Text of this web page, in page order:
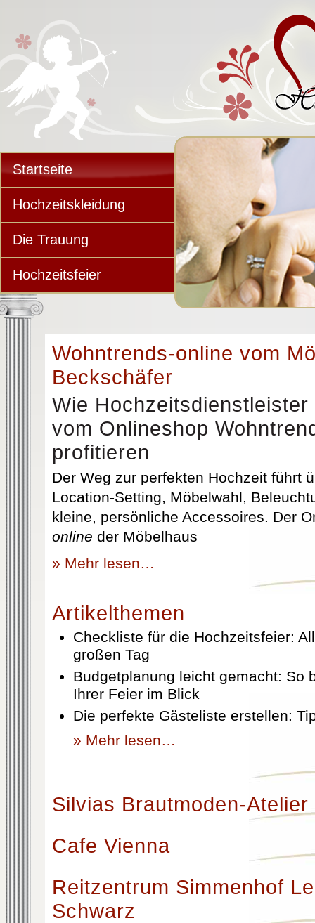
Startseite
Hochzeitskleidung
Die Trauung
Hochzeitsfeier
Wohntrends-online vom
Beckschäfer
Wie
vom Onlineshop
profitieren
Der Weg zur perfekten Hochzeit führt
Location-Setting, Möbelwahl,
kleine, persönliche Accessoires. Der
online der Möbelhaus
» Mehr lesen…
Artikelthemen
Checkliste für die Hochzeitsfeier:
großen Tag
Budgetplanung leicht gemacht: So
Ihrer Feier im Blick
Die perfekte Gästeliste erstellen:
» Mehr lesen…
Silvias Brautmoden-Atelier
Cafe Vienna
Reitzentrum Simmenhof
Schwarz